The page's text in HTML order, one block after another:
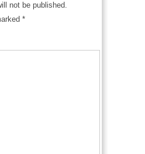
not be published.
*